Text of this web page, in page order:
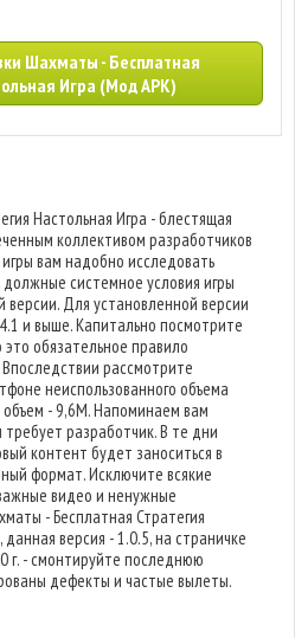
Шахматы - Бесплатная
Игра (Мод APK)
Настольная Игра - блестящая
коллективом разработчиков
вам надобно исследовать
системное условия игры
Для установленной версии
и выше. Капитально посмотрите
обязательное правило
рассмотрите
неиспользованного объема
- 9,6M. Напоминаем вам
разработчик. В те дни
контент будет заноситься в
формат. Исключите всякие
видео и ненужные
- Бесплатная Стратегия
версия - 1.0.5, на страничке
г. - смонтируйте последнюю
дефекты и частые вылеты.